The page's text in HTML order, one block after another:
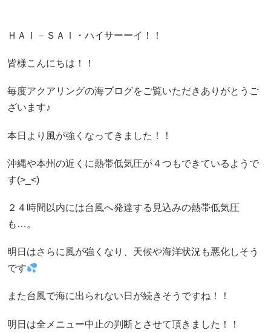
ＨＡＩ－ＳＡＩ・ハイサーーイ！！
皆様こんにちは！！
毎度アクアリングの海ブログをご覧いただきありがとうご
ざいます♪
本日より風が強くなってきました！！
沖縄や本州の近くに熱帯低気圧が４つもできているようで
す(>_<)
２４時間以内には台風へ発達する見込みの熱帯低気圧
も…。
明日はさらに風が強くなり、天候や海洋状況も悪化しそう
です
また台風で海に出られない日が続きそうですね！！
明日は全メニュー中止の判断とさせて頂きました！！